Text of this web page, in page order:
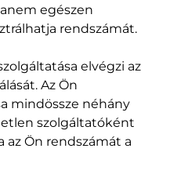
egészen
rendszámát.
elvégzi az
Az Ön
mindössze néhány
szolgáltatóként
az Ön rendszámát a